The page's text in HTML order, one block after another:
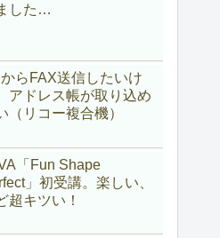
した…
らFAX送信したいけ
アドレス帳が取り込め
（リコー複合機）
「Fun Shape
」初受講。楽しい、
超キツい！